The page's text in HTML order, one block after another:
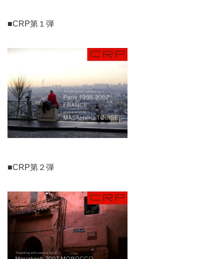
■CRP第１弾
■CRP第２弾